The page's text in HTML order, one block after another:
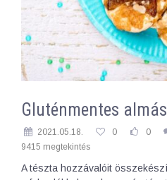
Gluténmentes
2021.05.18. 0 0
9415 megtekintés
A tészta hozzávalóit